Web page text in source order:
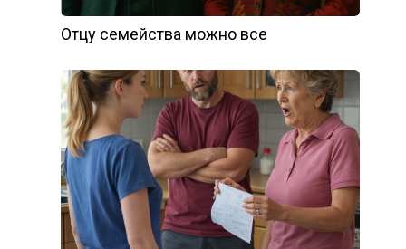
Отцу семейства можно все